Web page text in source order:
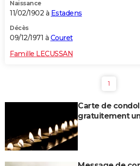
Naissance
11/02/1902 à Estadens
Décès
09/12/1971 à Couret
Famille LECUSSAN
1
Carte de
gratuitement